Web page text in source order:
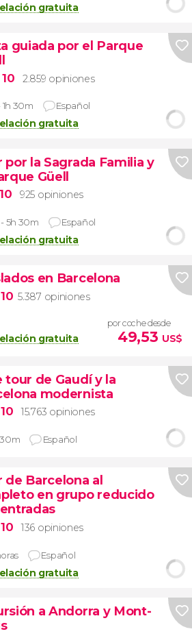
gratuita
guiada por el Parque
2.859 opiniones
1h 30m Español
gratuita
por la Sagrada Familia y
Güell
925 opiniones
5h 30m Español
gratuita
en Barcelona
5.387 opiniones
gratuita
por coche desde
49,53 US$
tour de Gaudí y la
modernista
15.763 opiniones
Español
de Barcelona al
en grupo reducido
136 opiniones
Español
gratuita
a Andorra y Mont-